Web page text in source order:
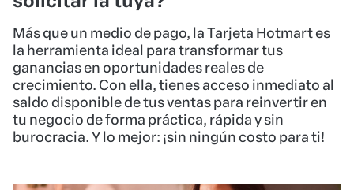
Más que un medio de pago, la Tarjeta Hotmart es
la herramienta ideal para transformar tus
ganancias en oportunidades reales de
crecimiento. Con ella, tienes acceso inmediato al
saldo disponible de tus ventas para reinvertir en
tu negocio de forma práctica, rápida y sin
burocracia. Y lo mejor: ¡sin ningún costo para ti!